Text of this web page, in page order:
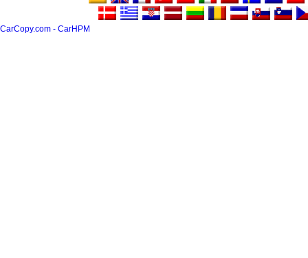
CarCopy.com - CarHPM